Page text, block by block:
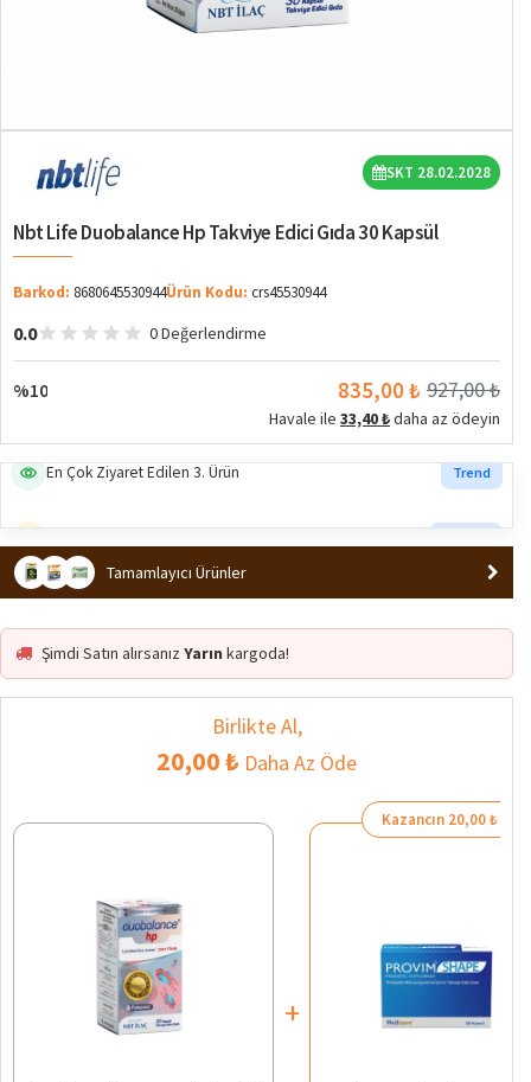
%10
SKT 28.02.2028
Nbt Life Duobalance Hp Takviye Edici Gıda 30 Kapsül
Barkod: 8680645530944Ürün Kodu: crs45530944
0.0 0 Değerlendirme
%10 835,00 ₺ 927,00 ₺
Havale ile 33,40 ₺daha az ödeyin
Trend
Tamamlayıcı Ürünler
Şimdi Satın alırsanızYarın kargoda!
Birlikte Al,
20,00 ₺ Daha Az Öde
+
Kazancın 20,00 ₺